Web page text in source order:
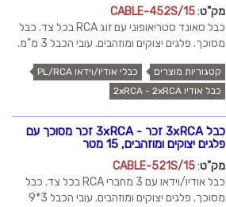
מק"ט:
CABLE-452S/15
כבל סאונד סטריאופוני עם זוג RCA בכל צד. כבל
מסוכך. פלגים יצוקים ומוזהבים. עובי הכבל 3 מ"מ.
קטגוריות מוצרים
כבלי אודיו/וידאו PL/RCA
כבל אודיו 2xRCA - 2xRCA
כבל 3xRCA זכר - 3xRCA זכר מסוכך עם
פלגים יצוקים ומוזהבים, 15 מטר
מק"ט:
CABLE-521S/15
כבל אודיו/וידאו עם 3 מחברי RCA בכל צד. כבל
מסוכך. פלגים יצוקים ומוזהבים. עובי הכבל 3*9